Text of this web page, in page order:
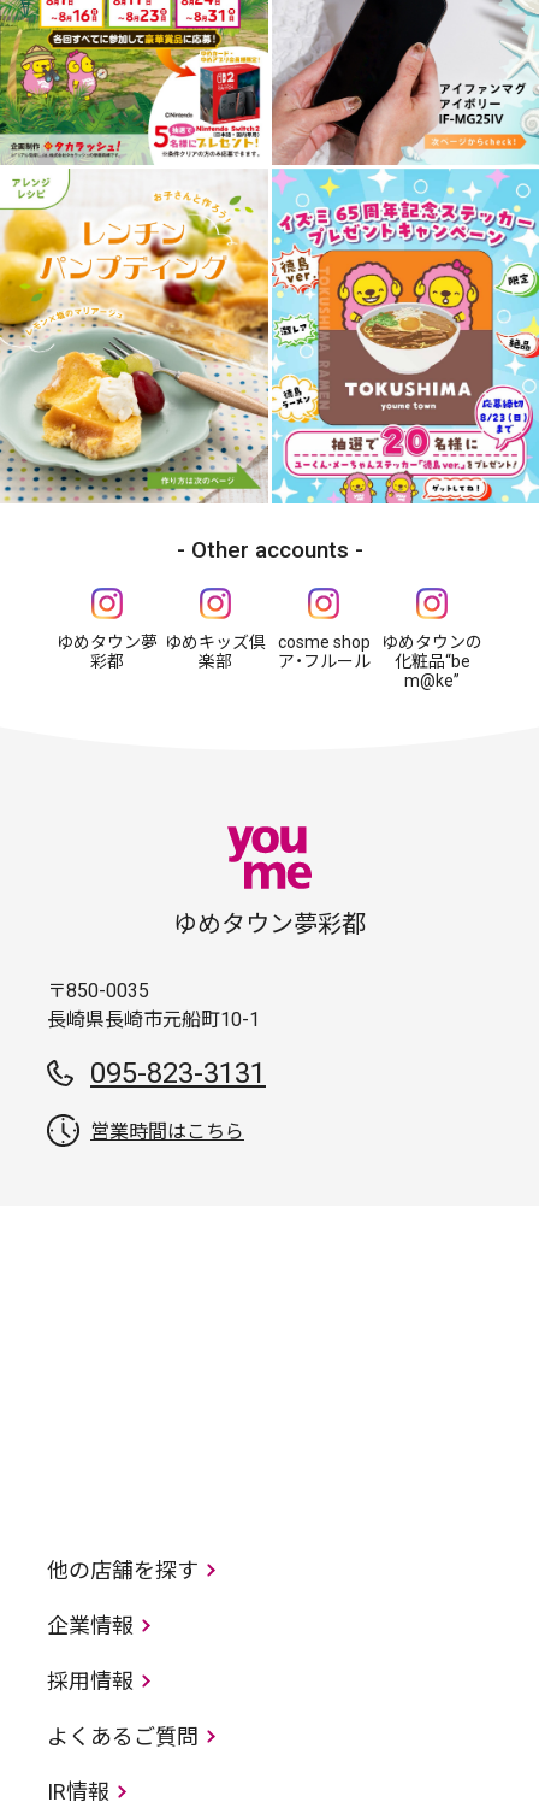
Other accounts
ゆめタウン夢
彩都
ゆめキッズ倶
楽部
cosme shop
ア・フルール
ゆめタウンの
化粧品“be
m@ke”
ゆめタウン夢彩都
〒850-0035
長崎県長崎市元船町10-1
095-823-3131
営業時間はこちら
他の店舗を探す
企業情報
採用情報
よくあるご質問
IR情報